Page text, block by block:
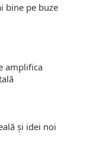
bine pe buze
amplifica
și idei noi